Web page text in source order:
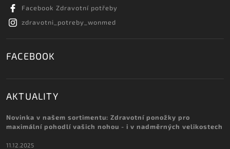
Facebook Zdravotní potřeby
zdravotni_potreby_wonmed
FACEBOOK
AKTUALITY
Novinka v našem sortimentu: Zdravotní ponožky pro
maximální pohodlí vašich nohou - i v nadměrných velikostech
11.12.2025